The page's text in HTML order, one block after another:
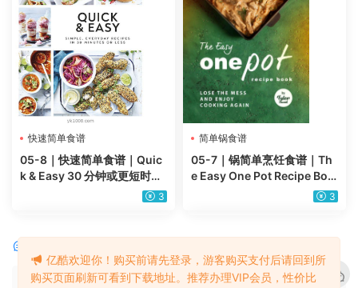
快速简单食谱
05-8｜快速简单食谱｜Quic
k & Easy 30 分钟或更短时间
3
简单锅食谱
05-7｜锅简单烹饪食谱｜Th
e Easy One Pot Recipe Boo
k 摆脱混乱，再次享受烹饪 3
亿酷欢迎你！购买前请先登录，游客购买支付后请回到所
购买页面刷新可看到下载地址。推荐办理VIP会员，性价比